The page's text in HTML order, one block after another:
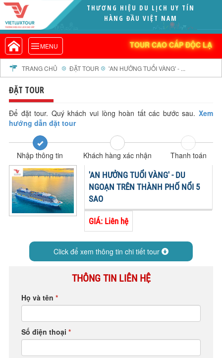
THƯƠNG HIỆU DU LỊCH UY TÍN
HÀNG ĐẦU VIỆT NAM
MENU TOUR CAO CẤP ĐỘC LẠ
VIETLUXTOUR.COM
TOUR CAO CẤP ĐỘC LẠ
TOUR TRONG NƯỚC
TOUR NƯỚC NGOÀI
TOUR KHỞI HÀNH TỪ HÀ NỘI
TOUR KHỞI HÀNH TỪ ĐÀ NẴNG
TOUR KHỞI HÀNH TỪ CẦN THƠ
TOUR ĐOÀN - M.I.C.E
TOUR COMBO
DỊCH VỤ
GIỚI THIỆU
HỒ SƠ NĂNG LỰC
PROFILE EN
THƯ KHEN VIETLUXTOUR
PROFILE HƯỚNG DẪN VIÊN
TUYỂN DỤNG
TRANG CHỦ ĐẶT TOUR 'AN HƯỞNG TUỔI VÀNG' - ...
ĐẶT TOUR
Để đặt tour. Quý khách vui lòng hoàn tất các bước sau.Xem
hướng dẫn đặt tour
Nhập thông tin Khách hàng xác nhận
Thanh toán
'AN HƯỞNG TUỔI VÀNG' - DU
NGOẠN TRÊN THÀNH PHỐ NỔI 5
SAO
GIÁ: Liên hệ
Click để xem thông tin chi tiết tour
THÔNG TIN LIÊN HỆ
Họ và tên *
Số điện thoại *